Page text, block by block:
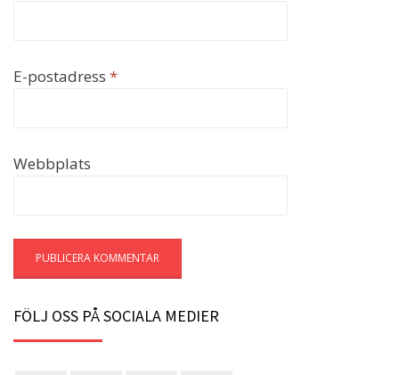
E-postadress *
Webbplats
FÖLJ OSS PÅ SOCIALA MEDIER